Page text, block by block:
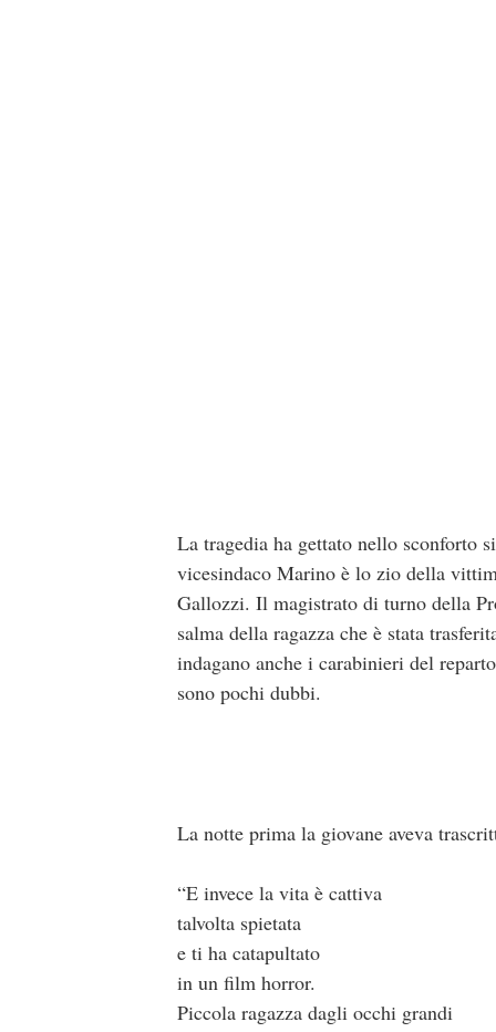
La tragedia ha gettato nello sconforto
vicesindaco Marino è lo zio della
Gallozzi. Il magistrato di turno della
salma della ragazza che è stata
indagano anche i carabinieri del
sono pochi dubbi.
La notte prima la giovane aveva
“E invece la vita è cattiva
talvolta spietata
e ti ha catapultato
in un film horror.
Piccola ragazza dagli occhi grandi